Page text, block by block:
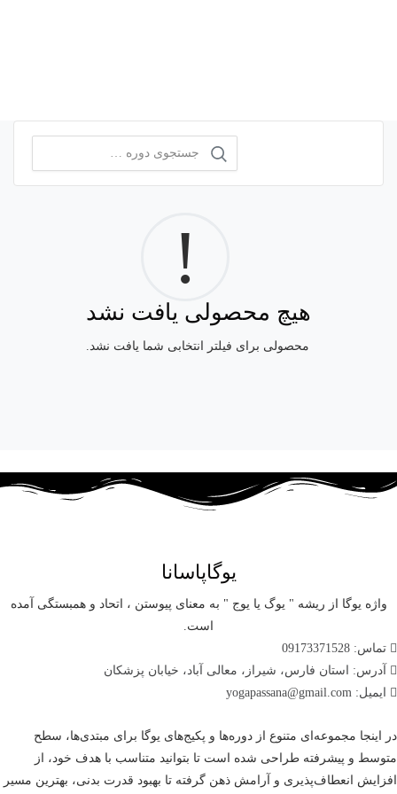
!
هیچ محصولی یافت نشد
محصولی برای فیلتر انتخابی شما یافت نشد.
یوگاپاسانا
واژه یوگا از ریشه " یوگ یا یوج " به معنای پیوستن ، اتحاد و همبستگی آمده
است.
تماس: 09173371528
آدرس: استان فارس، شیراز، معالی آباد، خیابان پزشکان
ایمیل: yogapassana@gmail.com
در اینجا مجموعه‌ای متنوع از دوره‌ها و پکیج‌های یوگا برای مبتدی‌ها، سطح
متوسط و پیشرفته طراحی شده است تا بتوانید متناسب با هدف خود، از
افزایش انعطاف‌پذیری و آرامش ذهن گرفته تا بهبود قدرت بدنی، بهترین مسیر